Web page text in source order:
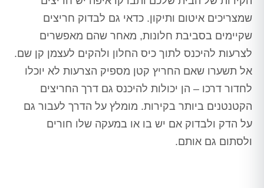
שמצריכים איטום ותיקון. כדאי גם לבדוק חריצים
שקיימים בסביבת חלונות, מאחר שהם מאפשרים
לצרעות להיכנס לתוך כיס החלון ולהקים לעצמן קן שם.
אל תשערו שאם החריץ קטן מספיק הצרעות לא יוכלו
לחדור דרכו – הן יכולות להיכנס גם דרך החריצים
הקטנטנים ביותר בקירות. מומלץ על הדרך לעבור גם
על הדק ולבדוק אם יש בו או במעקה שלו חורים
ולסתום גם אותם.